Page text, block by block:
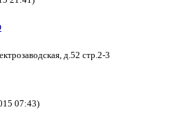
д.52 стр.2-3
07:43)